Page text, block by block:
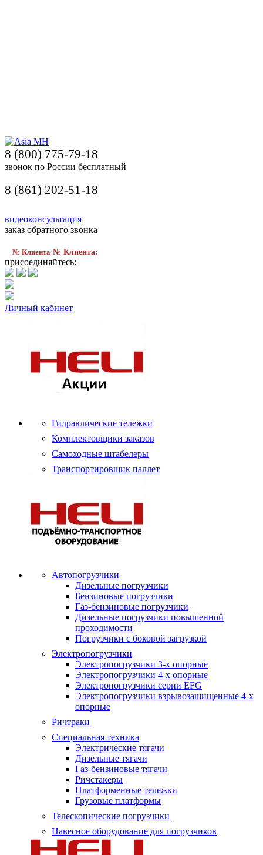
8 (800) 775-79-18
звонок по России бесплатный
8 (861) 202-51-18
видеоконсультация
заказ обратного звонка
№ Клиента № Клиента:
присоединяйтесь:
Личный кабинет
Гидравлические тележки
Комплектовщики заказов
Самоходные штабелеры
Транспортировщик паллет
Автопогрузчики
Дизельные погрузчики
Бензиновые погрузчики
Газ-бензиновые погрузчики
Дизельные погрузчики повышенной
проходимости
Погрузчики с боковой загрузкой
Электропогрузчики
Электропогрузчики 3-х опорные
Электропогрузчики 4-х опорные
Электропогрузчики серии EFG
Электропогрузчики взрывозащищенные 4-х
опорные
Ричтраки
Специальная техника
Электрические тягачи
Дизельные тягачи
Газ-бензиновые тягачи
Ричстакеры
Платформенные тележки
Грузовые платформы
Телескопические погрузчики
Навесное оборудование для погрузчиков